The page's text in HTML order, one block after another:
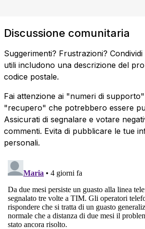
Discussione comunitaria
Suggerimenti? Frustrazioni?
utili includono una descrizione del
codice postale.
Fai attenzione ai "numeri di
"recupero" che potrebbero essere
Assicurati di segnalare e votare
commenti. Evita di pubblicare le tue
personali.